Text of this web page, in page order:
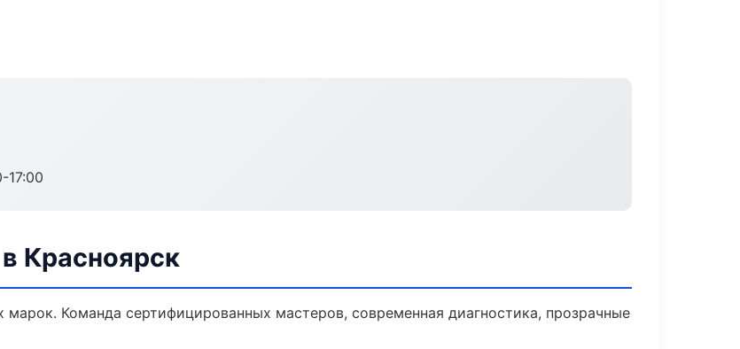
17:00
Красноярск
Команда сертифицированных мастеров, современная диагностика, прозрачные